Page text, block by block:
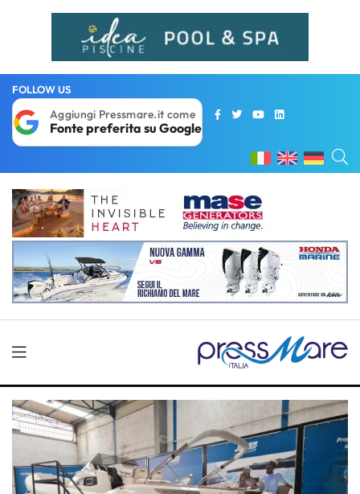
FOLLOW US
Aggiungi Pressmare.it come
Fonte preferita su Google